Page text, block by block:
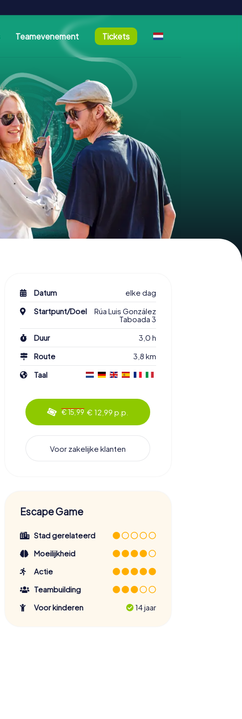
Teamevenement Tickets
Datum
elke dag
Startpunt/Doel
Rúa Luis González
Taboada 3
Duur
3,0 h
Route
3,8 km
Taal
€ 15,99 € 12,99 p.p.
Voor zakelijke klanten
Escape Game
Stad gerelateerd
Moeilijkheid
Actie
Teambuilding
Voor kinderen
14 jaar